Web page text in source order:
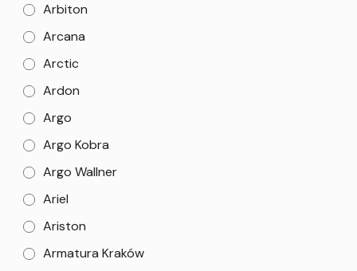
Arbiton
Arcana
Arctic
Ardon
Argo
Argo Kobra
Argo Wallner
Ariel
Ariston
Armatura Kraków